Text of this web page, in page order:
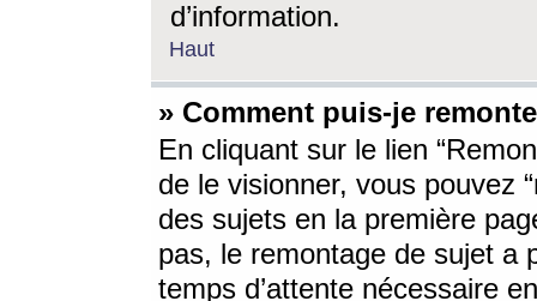
d’information.
Haut
» Comment puis-je
En cliquant sur le lien
de le visionner, vous pouvez
des sujets en la première
pas, le remontage de sujet a
temps d’attente nécessaire